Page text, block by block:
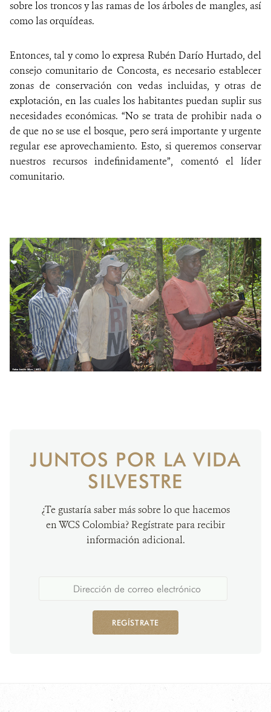
sobre los troncos y las ramas de los árboles de mangles, así
como las orquídeas.
Entonces, tal y como lo expresa Rubén Darío Hurtado, del
consejo comunitario de Concosta, es necesario establecer
zonas de conservación con vedas incluidas, y otras de
explotación, en las cuales los habitantes puedan suplir sus
necesidades económicas. “No se trata de prohibir nada o
de que no se use el bosque, pero será importante y urgente
regular ese aprovechamiento. Esto, si queremos conservar
nuestros recursos indefinidamente”, comentó el líder
comunitario.
JUNTOS POR LA VIDA
SILVESTRE
¿Te gustaría saber más sobre lo que hacemos
en WCS Colombia? Regístrate para recibir
información adicional.
REGÍSTRATE